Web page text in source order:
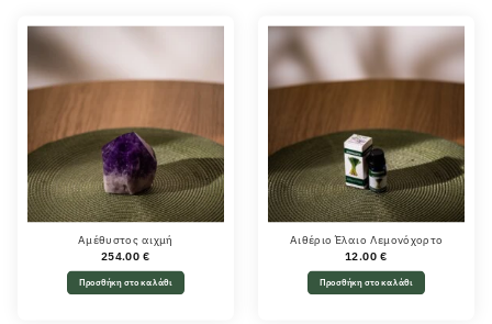
Αμέθυστος αιχμή
254.00 €
Προσθήκη στο καλάθι
Αιθέριο Έλαιο Λεμονόχορτο
12.00 €
Προσθήκη στο καλάθι